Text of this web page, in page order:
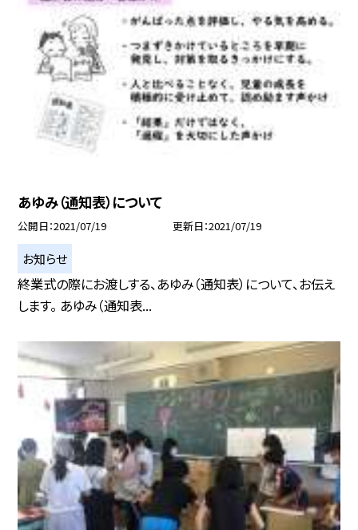
あゆみ（通知表）について
公開日 2021/07/19 更新日 2021/07/19
お知らせ
終業式の際にお渡しする、あゆみ（通知表）について、お伝え
します。 あゆみ（通知表...